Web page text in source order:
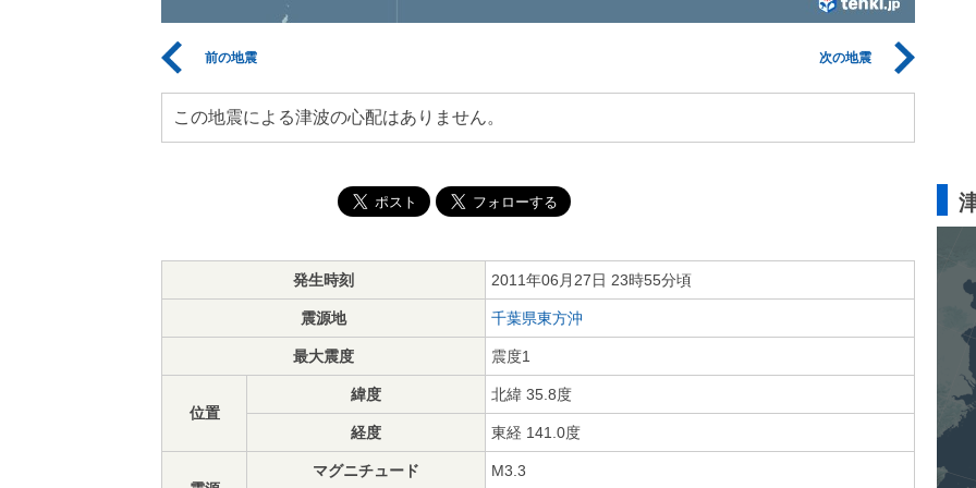
前の地震 次の地震
この地震による津波の心配はありません。
発生時刻 2011年06月27日 23時55分頃
震源地 千葉県東方沖
最大震度 震度1
位置
緯度 北緯 35.8度
経度 東経 141.0度
マグニチュード M3.3